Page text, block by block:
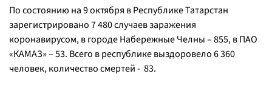
По состоянию на 9 октября в Республике Татарстан
зарегистрировано 7 480 случаев заражения
коронавирусом, в городе Набережные Челны – 855, в ПАО
«КАМАЗ» – 53. Всего в республике выздоровело 6 360
человек, количество смертей - 83.